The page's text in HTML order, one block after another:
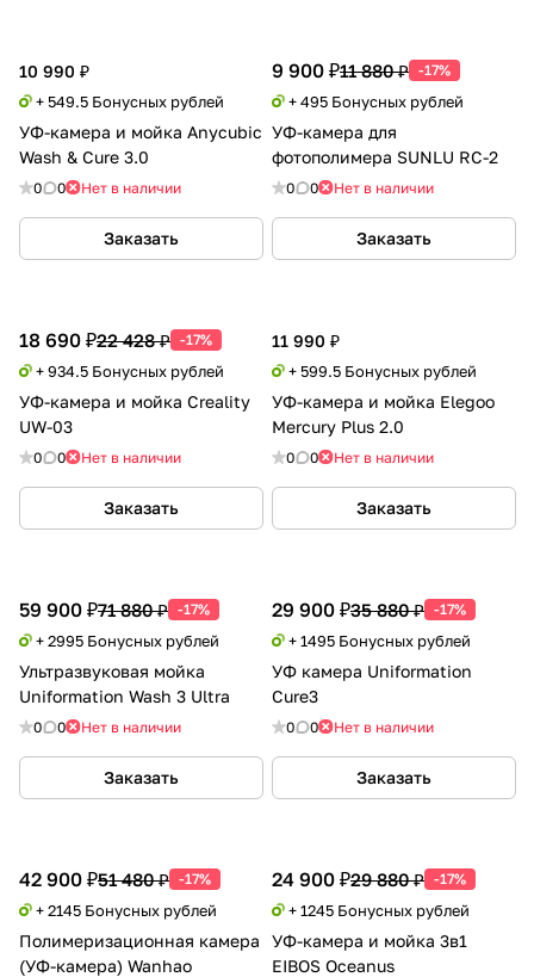
10 990 ₽
+ 549.5 Бонусных рублей
УФ-камера и мойка Anycubic
Wash & Cure 3.0
0 0 Нет в наличии
Заказать
9 900 ₽11 880 ₽ -17%
+ 495 Бонусных рублей
УФ-камера для
фотополимера SUNLU RC-2
0 0 Нет в наличии
Заказать
18 690 ₽22 428 ₽ -17%
+ 934.5 Бонусных рублей
УФ-камера и мойка Creality
UW-03
0 0 Нет в наличии
Заказать
11 990 ₽
+ 599.5 Бонусных рублей
УФ-камера и мойка Elegoo
Mercury Plus 2.0
0 0 Нет в наличии
Заказать
59 900 ₽71 880 ₽ -17%
+ 2995 Бонусных рублей
Ультразвуковая мойка
Uniformation Wash 3 Ultra
0 0 Нет в наличии
Заказать
29 900 ₽35 880 ₽ -17%
+ 1495 Бонусных рублей
УФ камера Uniformation
Cure3
0 0 Нет в наличии
Заказать
42 900 ₽51 480 ₽ -17%
+ 2145 Бонусных рублей
Полимеризационная камера
(УФ-камера) Wanhao
24 900 ₽29 880 ₽ -17%
+ 1245 Бонусных рублей
УФ-камера и мойка 3в1
EIBOS Oceanus